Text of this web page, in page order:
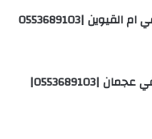
|0553689103
شركة تنظيف ستائر في عجمان |0553689103|